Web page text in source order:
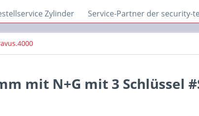
Zylinder Service-Partner der security-
mit N+G mit 3 Schlüssel